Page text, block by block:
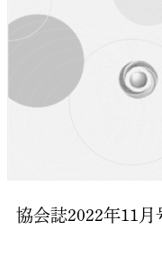
協会誌2022年11月